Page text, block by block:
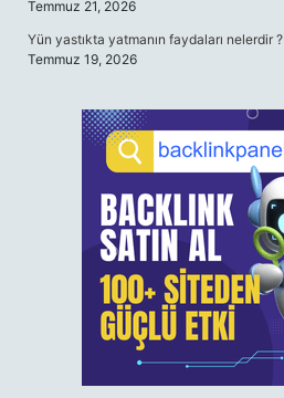
Temmuz 21, 2026
Yün yastıkta yatmanın faydaları nelerdir ?
Temmuz 19, 2026